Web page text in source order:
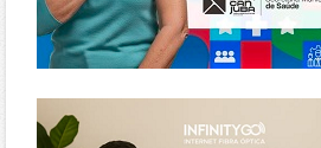
https://www.infinitygo.com.br/